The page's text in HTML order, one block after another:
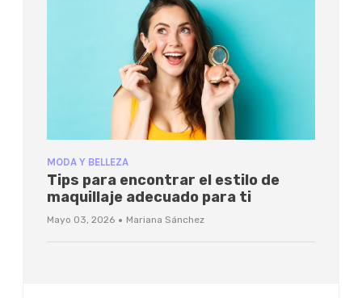
MODA Y BELLEZA
Tips para encontrar el estilo de
maquillaje adecuado para ti
Mayo 03, 2026 · Mariana Sánchez